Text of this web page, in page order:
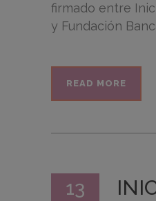
firmado entre
y Fundación
READ MORE
13